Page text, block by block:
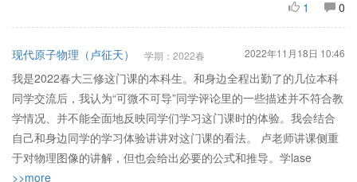
1
0
现代原子物理（卢征天） 学期：2022春 2022年11月18日 10:46
我是2022春大三修这门课的本科生。和身边全程出勤了的几位本科
同学交流后，我认为“可微不可导”同学评论里的一些描述并不符合教
学情况、并不能全面地反映同学们学习这门课时的体验。我会结合
自己和身边同学的学习体验讲讲对这门课的看法。 卢老师讲课侧重
于对物理图像的讲解，但也会给出必要的公式和推导。学lase
>>more